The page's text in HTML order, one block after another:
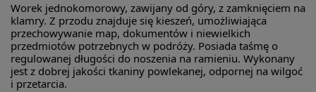
Worek jednokomorowy, zawijany od góry, z zamknięciem na
klamry. Z przodu znajduje się kieszeń, umożliwiająca
przechowywanie map, dokumentów i niewielkich
przedmiotów potrzebnych w podróży. Posiada taśmę o
regulowanej długości do noszenia na ramieniu. Wykonany
jest z dobrej jakości tkaniny powlekanej, odpornej na wilgoć
i przetarcia.